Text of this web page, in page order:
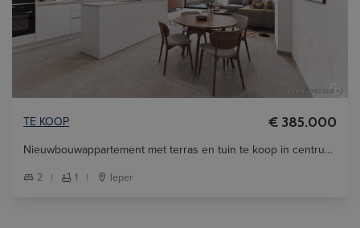
TE KOOP € 385.000
Nieuwbouwappartement met terras en tuin te koop in centrum Ieper.
2 | 1 | Ieper